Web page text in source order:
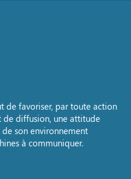
de favoriser, par toute action
diffusion, une attitude
son environnement
à communiquer.